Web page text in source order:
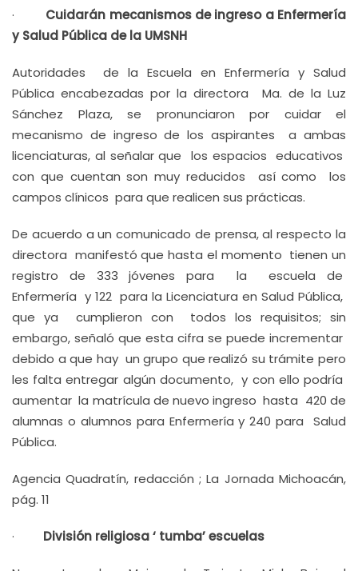
· Cuidarán mecanismos de ingreso a Enfermería
y Salud Pública de la UMSNH
Autoridades de la Escuela en Enfermería y Salud
Pública encabezadas por la directora Ma. de la Luz
Sánchez Plaza, se pronunciaron por cuidar el
mecanismo de ingreso de los aspirantes a ambas
licenciaturas, al señalar que los espacios educativos
con que cuentan son muy reducidos así como los
campos clínicos para que realicen sus prácticas.
De acuerdo a un comunicado de prensa, al respecto la
directora manifestó que hasta el momento tienen un
registro de 333 jóvenes para la escuela de
Enfermería y 122 para la Licenciatura en Salud Pública,
que ya cumplieron con todos los requisitos; sin
embargo, señaló que esta cifra se puede incrementar
debido a que hay un grupo que realizó su trámite pero
les falta entregar algún documento, y con ello podría
aumentar la matrícula de nuevo ingreso hasta 420 de
alumnas o alumnos para Enfermería y 240 para Salud
Pública.
Agencia Quadratín, redacción ; La Jornada Michoacán,
pág. 11
· División religiosa ‘ tumba’ escuelas